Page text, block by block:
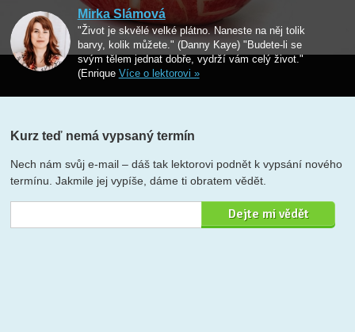
Mirka Slámová
"Život je skvělé velké plátno. Naneste na něj tolik
barvy, kolik můžete." (Danny Kaye) "Budete-li se
svým tělem jednat dobře, vydrží vám celý život."
(Enrique Více o lektorovi »
Kurz teď nemá vypsaný termín
Nech nám svůj e-mail – dáš tak lektorovi podnět k vypsání nového
termínu. Jakmile jej vypíše, dáme ti obratem vědět.